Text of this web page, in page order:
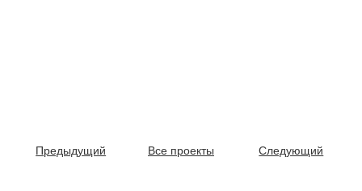
Предыдущий Все проекты Следующий